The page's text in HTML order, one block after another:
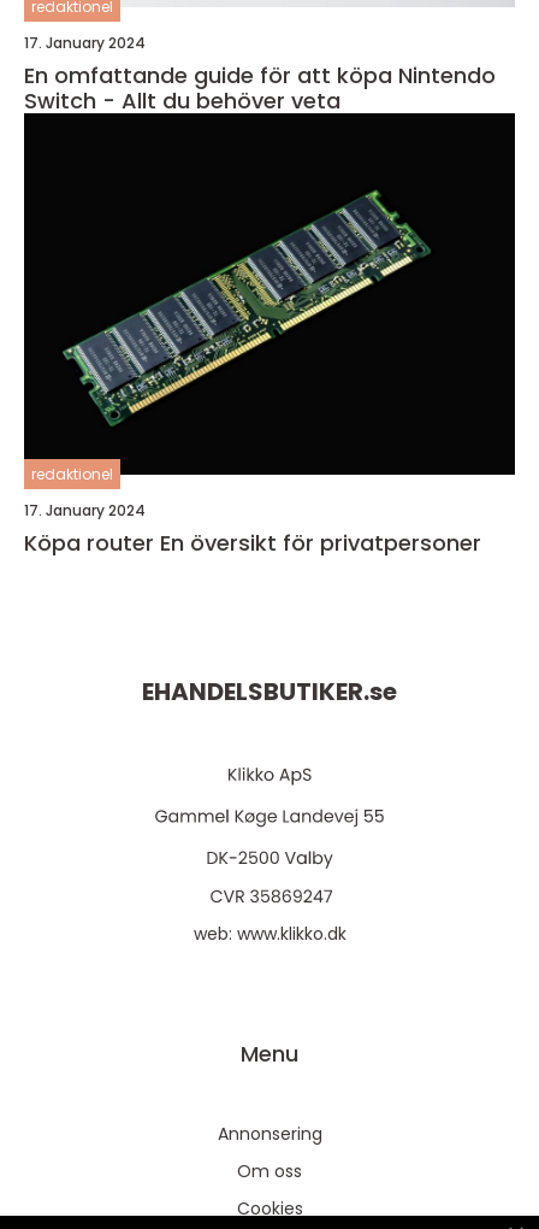
redaktionel
17. January 2024
En omfattande guide för att köpa Nintendo
Switch - Allt du behöver veta
redaktionel
17. January 2024
Köpa router En översikt för privatpersoner
EHANDELSBUTIKER.se
web: www.klikko.dk
Menu
Annonsering
Om oss
Cookies